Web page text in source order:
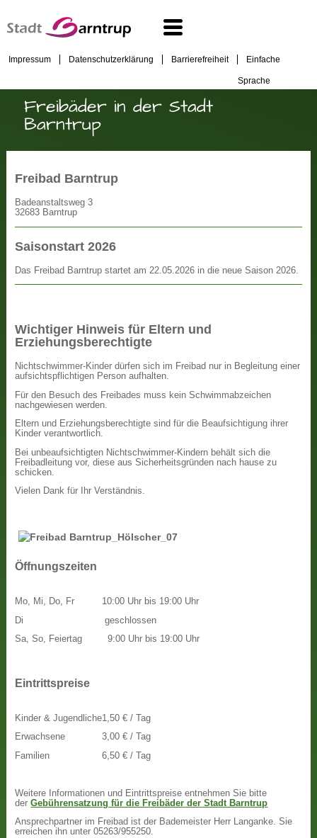
Impressum Datenschutzerklärung Barrierefreiheit Einfache
Sprache
Freibäder in der Stadt
Barntrup
Freibad Barntrup
Badeanstaltsweg 3
32683 Barntrup
Saisonstart 2026
Das Freibad Barntrup startet am 22.05.2026 in die neue Saison 2026.
Wichtiger Hinweis für Eltern und
Erziehungsberechtigte
Nichtschwimmer-Kinder dürfen sich im Freibad nur in Begleitung einer
aufsichtspflichtigen Person aufhalten.
Für den Besuch des Freibades muss kein Schwimmabzeichen
nachgewiesen werden.
Eltern und Erziehungsberechtigte sind für die Beaufsichtigung ihrer
Kinder verantwortlich.
Bei unbeaufsichtigten Nichtschwimmer-Kindern behält sich die
Freibadleitung vor, diese aus Sicherheitsgründen nach hause zu
schicken.
Vielen Dank für Ihr Verständnis.
Öffnungszeiten
Mo, Mi, Do, Fr
Di
Sa, So, Feiertag
10:00 Uhr bis 19:00 Uhr
geschlossen
9:00 Uhr bis 19:00 Uhr
Eintrittspreise
Kinder & Jugendliche
Erwachsene
Familien
1,50 € / Tag
3,00 € / Tag
6,50 € / Tag
Weitere Informationen und Eintrittspreise entnehmen Sie bitte
derGebührensatzung für die Freibäder der Stadt Barntrup
Ansprechpartner im Freibad ist der Bademeister Herr Langanke. Sie
erreichen ihn unter 05263/955250.